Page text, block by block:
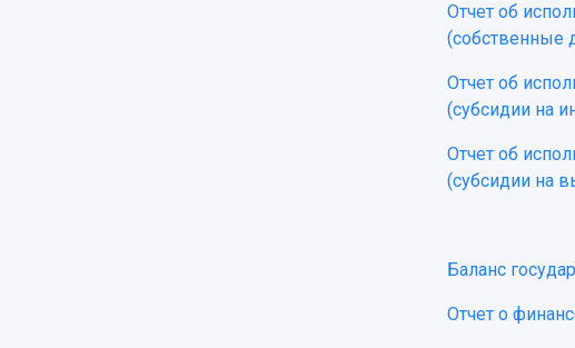
Отчет об
(собственные
Отчет об
(субсидии на
Отчет об
(субсидии на
Баланс
Отчет о